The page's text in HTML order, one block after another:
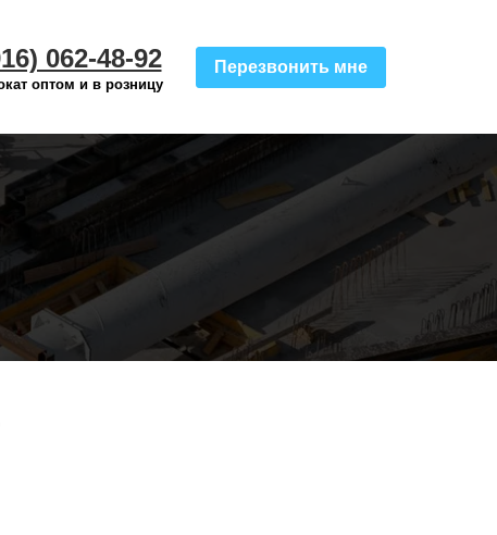
062-48-92
оптом и в розницу
Перезвонить мне